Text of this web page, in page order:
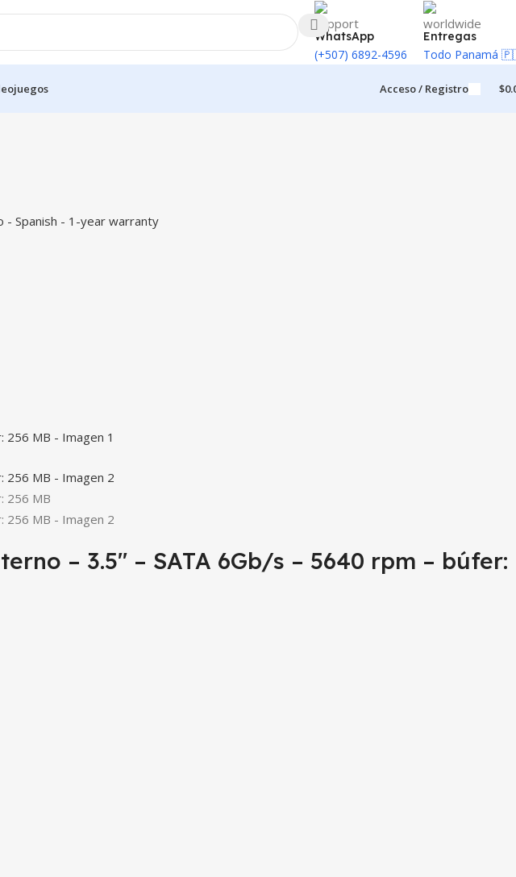
WhatsApp
(+507) 6892-4596
Entregas
Todo Panamá
Acceso / Registro $
- Spanish - 1-year warranty
– 3.5″ – SATA 6Gb/s – 5640 rpm – búfer: